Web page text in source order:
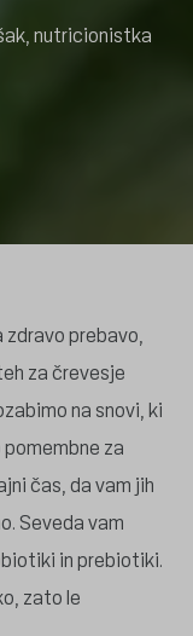
nutricionistka
zdravo prebavo,
za črevesje
na snovi, ki
za
čas, da vam jih
Seveda vam
in prebiotiki.
zato le